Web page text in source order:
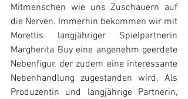
Mitmenschen wie uns Zuschauern auf
die Nerven. Immerhin bekommen wir mit
Morettis langjähriger Spielpartnerin
Margherita Buy eine angenehm geerdete
Nebenfigur, der zudem eine interessante
Nebenhandlung zugestanden wird. Als
Produzentin und langjährige Partnerin,